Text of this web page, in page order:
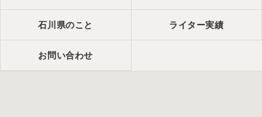
石川県のこと ライター実績
お問い合わせ